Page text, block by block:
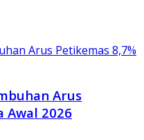
Arus
Awal 2026